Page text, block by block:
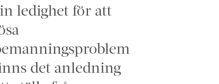
ledighet för att
det anledning